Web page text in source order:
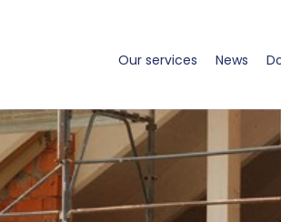
Our services News